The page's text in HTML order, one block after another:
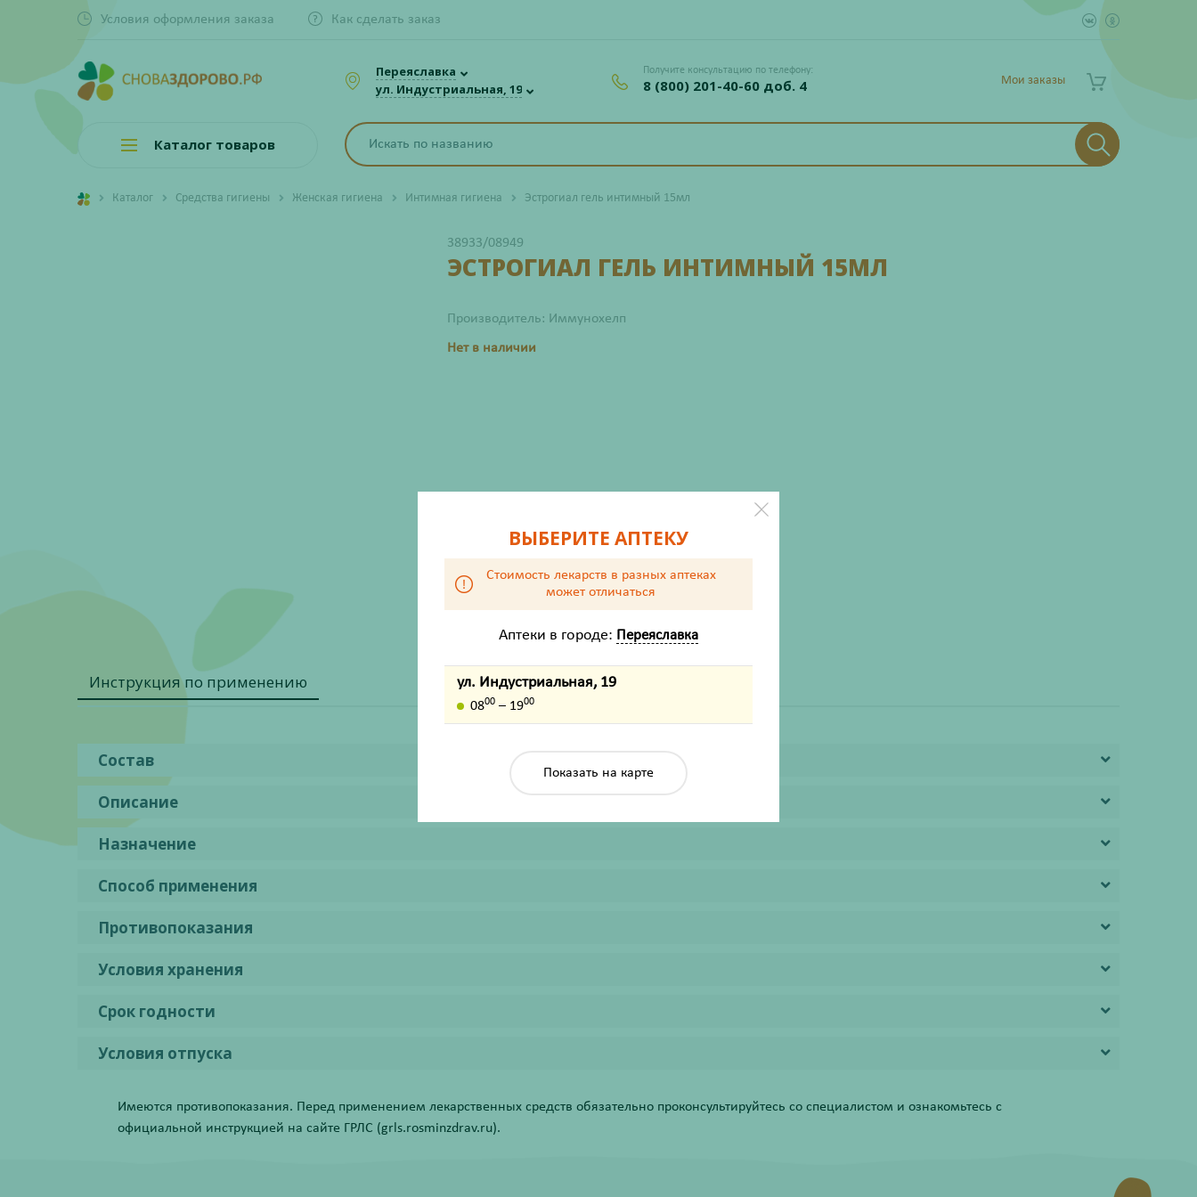
Условия оформления заказа Как сделать заказ
Переяславка
ул. Индустриальная, 19
Получите консультацию по телефону:
8 (800) 201-40-60 доб. 4 Мои заказы
Каталог товаров
Каталог Средства гигиены Женская гигиена Интимная гигиена Эстрогиал гель интимный 15мл
38933/08949
ЭСТРОГИАЛ ГЕЛЬ ИНТИМНЫЙ 15МЛ
Производитель: Иммунохелп
Нет в наличии
ХАРАКТЕРИСТИКИ
Иммунохелп
Инструкция по применению
Состав
Описание
Назначение
Способ применения
Противопоказания
Условия хранения
Срок годности
Условия отпуска
Имеются противопоказания. Перед применением лекарственных средств обязательно проконсультируйтесь со специалистом и ознакомьтесь с
официальной инструкцией на сайте ГРЛС (grls.rosminzdrav.ru).
ВЫБЕРИТЕ АПТЕКУ
Стоимость лекарств в разных аптеках
может отличаться
Аптеки в городе: Переяславка
ул. Индустриальная, 19
0800 – 1900
Показать на карте